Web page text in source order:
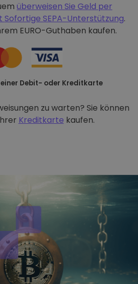
überweisen Sie Geld per
Sofortige SEPA-Unterstützung.
EURO-Guthaben kaufen.
Debit- oder Kreditkarte
zu warten? Sie können
Kreditkarte kaufen.